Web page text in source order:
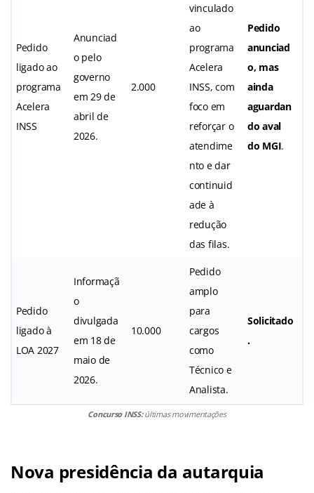
Pedido
ligado ao
programa
Acelera
INSS
Anunciad
o pelo
governo
em 29 de
abril de
2026.
2.000
vinculado
ao
programa
Acelera
INSS, com
foco em
reforçar o
atendime
nto e dar
continuid
ade à
redução
das filas.
Pedido
anunciad
o, mas
ainda
aguardan
do aval
do MGI.
Pedido
ligado à
LOA 2027
Informaçã
o
divulgada
em 18 de
maio de
2026.
10.000
Pedido
amplo
para
cargos
como
Técnico e
Analista.
Solicitado
.
Concurso INSS:últimas movimentações
Nova presidência da autarquia